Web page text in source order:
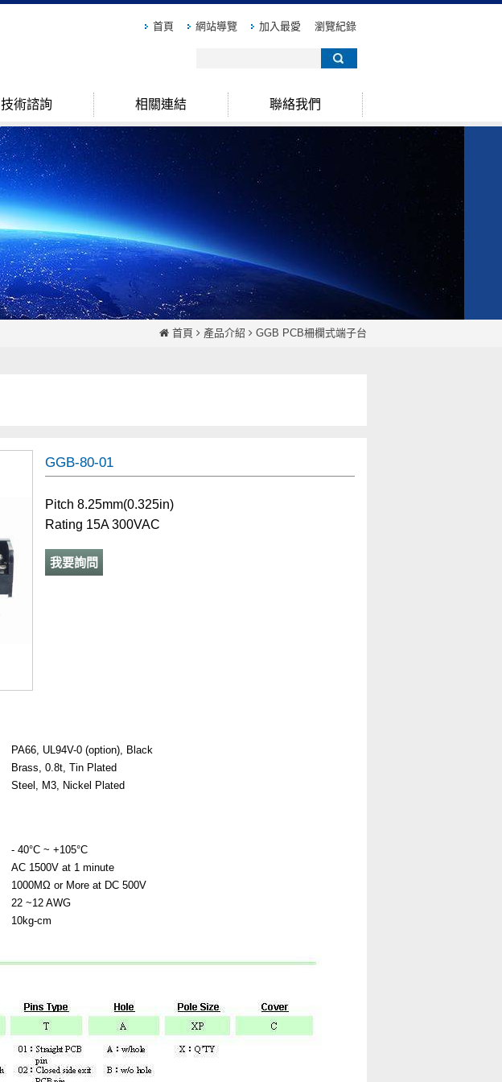
首頁 網站導覽 加入最愛 瀏覽紀錄
技術諮詢 相關連結 聯絡我們
首頁 產品介紹 GGB PCB柵欄式端子台
GGB-80-01
Pitch 8.25mm(0.325in)
Rating 15A 300VAC
我要詢問
PA66, UL94V-0 (option), Black
Brass, 0.8t, Tin Plated
Steel, M3, Nickel Plated
- 40°C ~ +105°C
AC 1500V at 1 minute
1000MΩ or More at DC 500V
22 ~12 AWG
10kg-cm